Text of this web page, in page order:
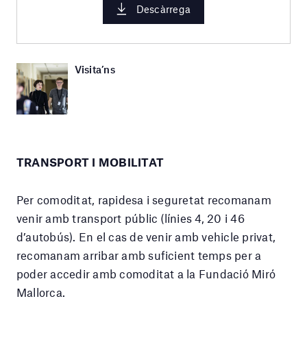
Descàrrega
Visita’ns
TRANSPORT I MOBILITAT
Per comoditat, rapidesa i seguretat recomanam
venir amb transport públic (línies 4, 20 i 46
d’autobús). En el cas de venir amb vehicle privat,
recomanam arribar amb suficient temps per a
poder accedir amb comoditat a la Fundació Miró
Mallorca.